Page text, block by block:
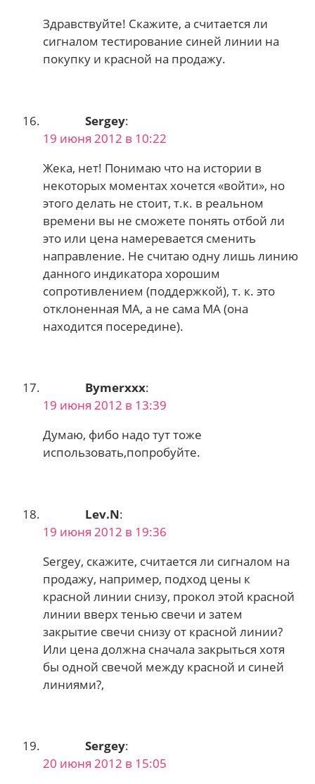
Здравствуйте! Скажите, а считается ли
сигналом тестирование синей линии на
покупку и красной на продажу.
Sergey:
19 июня 2012 в 10:22
Жека, нет! Понимаю что на истории в
некоторых моментах хочется «войти», но
этого делать не стоит, т.к. в реальном
времени вы не сможете понять отбой ли
это или цена намеревается сменить
направление. Не считаю одну лишь линию
данного индикатора хорошим
сопротивлением (поддержкой), т. к. это
отклоненная МА, а не сама МА (она
находится посередине).
Bymerxxx:
19 июня 2012 в 13:39
Думаю, фибо надо тут тоже
использовать,попробуйте.
Lev.N:
19 июня 2012 в 19:36
Sergey, скажите, считается ли сигналом на
продажу, например, подход цены к
красной линии снизу, прокол этой красной
линии вверх тенью свечи и затем
закрытие свечи снизу от красной линии?
Или цена должна сначала закрыться хотя
бы одной свечой между красной и синей
линиями?,
Sergey:
20 июня 2012 в 15:05